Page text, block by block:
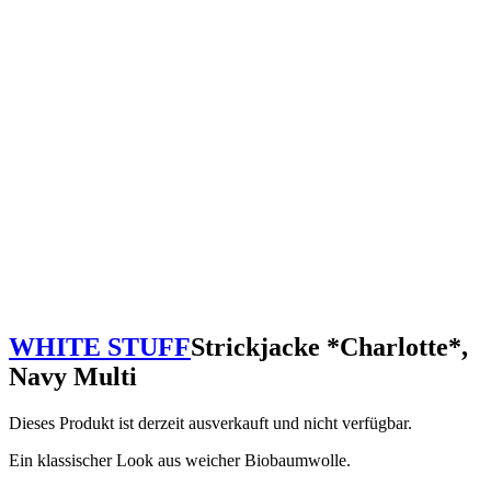
WHITE STUFFStrickjacke *Charlotte*,
Navy Multi
Dieses Produkt ist derzeit ausverkauft und nicht verfügbar.
Ein klassischer Look aus weicher Biobaumwolle.